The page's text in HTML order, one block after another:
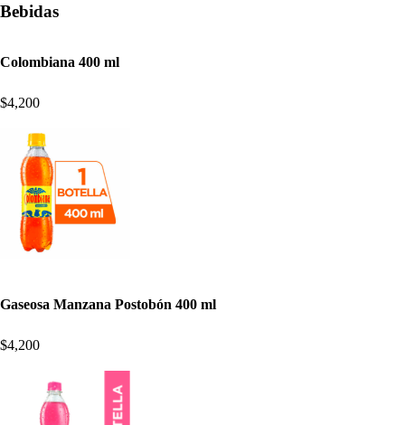
Bebidas
Colombiana 400 ml
$4,200
Gaseosa Manzana Postobón 400 ml
$4,200